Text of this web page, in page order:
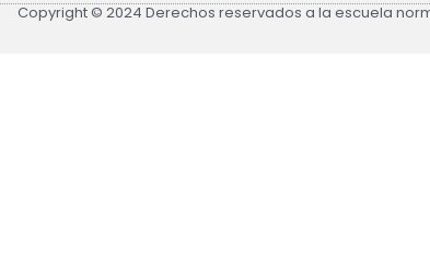
Copyright © 2024 Derechos reservados a la escuela